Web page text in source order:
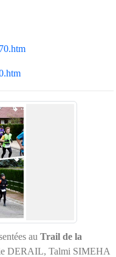
au Trail de la
DERAIL, Talmi SIMEHA